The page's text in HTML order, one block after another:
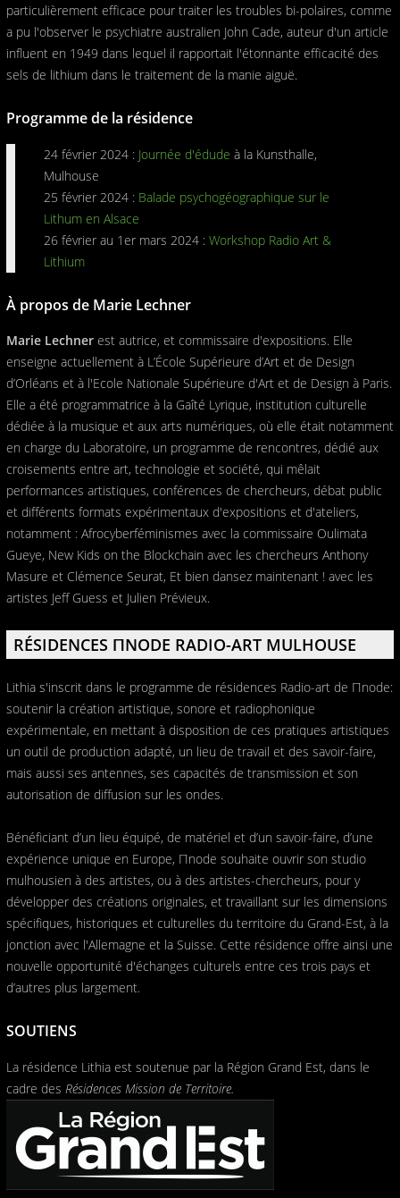
particulièrement efficace pour traiter les troubles bi-polaires, comme
a pu l'observer le psychiatre australien John Cade, auteur d'un article
influent en 1949 dans lequel il rapportait l'étonnante efficacité des
sels de lithium dans le traitement de la manie aiguë.
Programme de la résidence
24 février 2024 : Journée d'édude à la Kunsthalle,
Mulhouse
25 février 2024 : Balade psychogéographique sur le
Lithum en Alsace
26 février au 1er mars 2024 : Workshop Radio Art &
Lithium
À propos de Marie Lechner
Marie Lechner est autrice, et commissaire d'expositions. Elle
enseigne actuellement à L’École Supérieure d’Art et de Design
d’Orléans et à l'Ecole Nationale Supérieure d'Art et de Design à Paris.
Elle a été programmatrice à la Gaîté Lyrique, institution culturelle
dédiée à la musique et aux arts numériques, où elle était notamment
en charge du Laboratoire, un programme de rencontres, dédié aux
croisements entre art, technologie et société, qui mêlait
performances artistiques, conférences de chercheurs, débat public
et différents formats expérimentaux d'expositions et d'ateliers,
notamment : Afrocyberféminismes avec la commissaire Oulimata
Gueye, New Kids on the Blockchain avec les chercheurs Anthony
Masure et Clémence Seurat, Et bien dansez maintenant ! avec les
artistes Jeff Guess et Julien Prévieux.
RÉSIDENCES ΠNODE RADIO-ART MULHOUSE
Lithia s'inscrit dans le programme de résidences Radio-art de Πnode:
soutenir la création artistique, sonore et radiophonique
expérimentale, en mettant à disposition de ces pratiques artistiques
un outil de production adapté, un lieu de travail et des savoir-faire,
mais aussi ses antennes, ses capacités de transmission et son
autorisation de diffusion sur les ondes.
Bénéficiant d’un lieu équipé, de matériel et d’un savoir-faire, d’une
expérience unique en Europe, Πnode souhaite ouvrir son studio
mulhousien à des artistes, ou à des artistes-chercheurs, pour y
développer des créations originales, et travaillant sur les dimensions
spécifiques, historiques et culturelles du territoire du Grand-Est, à la
jonction avec l'Allemagne et la Suisse. Cette résidence offre ainsi une
nouvelle opportunité d'échanges culturels entre ces trois pays et
d’autres plus largement.
SOUTIENS
La résidence Lithia est soutenue par la Région Grand Est, dans le
cadre des Résidences Mission de Territoire.